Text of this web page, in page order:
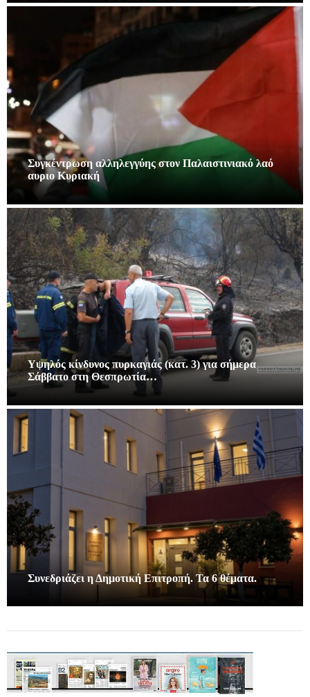
Συγκέντρωση αλληλεγγύης στον Παλαιστινιακό λαό
αυριο Κυριακή
Υψηλός κίνδυνος πυρκαγιάς (κατ. 3) για σήμερα
Σάββατο στη Θεσπρωτία…
Συνεδριάζει η Δημοτική Επιτροπή. Τα 6 θέματα.